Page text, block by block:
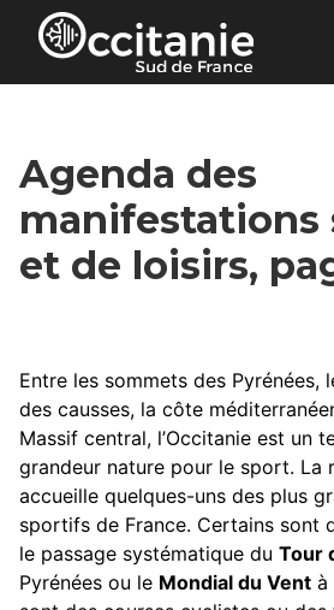
Panneau de gestion des cookies
Agenda des
manifestations
et de loisirs,
Entre les sommets des Pyrénées,
des causses, la côte
Massif central, l’Occitanie est un
grandeur nature pour le sport. La
accueille quelques-uns des plus
sportifs de France. Certains sont
le passage systématique du Tour
Pyrénées ou le Mondial du Vent à